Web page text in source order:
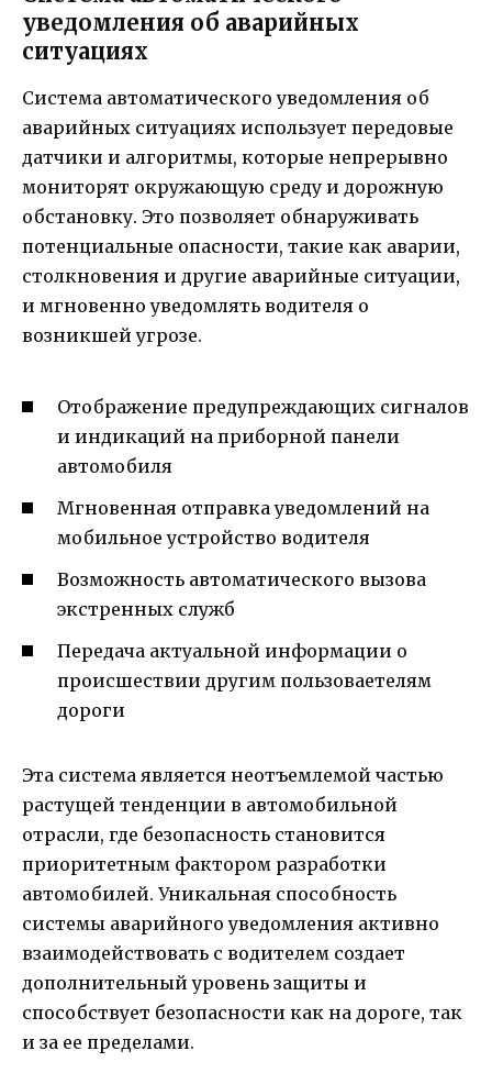
уведомления об аварийных
ситуациях
Система автоматического уведомления об
аварийных ситуациях использует передовые
датчики и алгоритмы, которые непрерывно
мониторят окружающую среду и дорожную
обстановку. Это позволяет обнаруживать
потенциальные опасности, такие как аварии,
столкновения и другие аварийные ситуации,
и мгновенно уведомлять водителя о
возникшей угрозе.
Отображение предупреждающих сигналов
и индикаций на приборной панели
автомобиля
Мгновенная отправка уведомлений на
мобильное устройство водителя
Возможность автоматического вызова
экстренных служб
Передача актуальной информации о
происшествии другим пользоваетелям
дороги
Эта система является неотъемлемой частью
растущей тенденции в автомобильной
отрасли, где безопасность становится
приоритетным фактором разработки
автомобилей. Уникальная способность
системы аварийного уведомления активно
взаимодействовать с водителем создает
дополнительный уровень защиты и
способствует безопасности как на дороге, так
и за ее пределами.